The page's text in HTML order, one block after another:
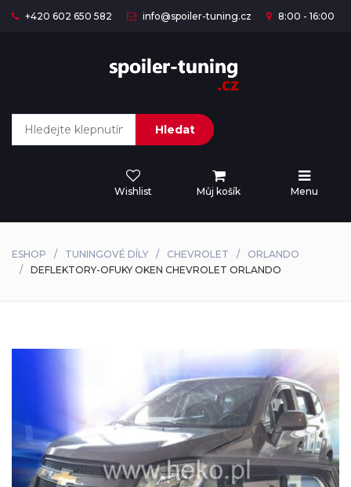
+420 602 650 582 info@spoiler-tuning.cz 8:00 - 16:00
Hledat
Wishlist Můj košík Menu
ESHOP TUNINGOVÉ DÍLY CHEVROLET
ORLANDO
DEFLEKTORY-OFUKY OKEN CHEVROLET ORLANDO